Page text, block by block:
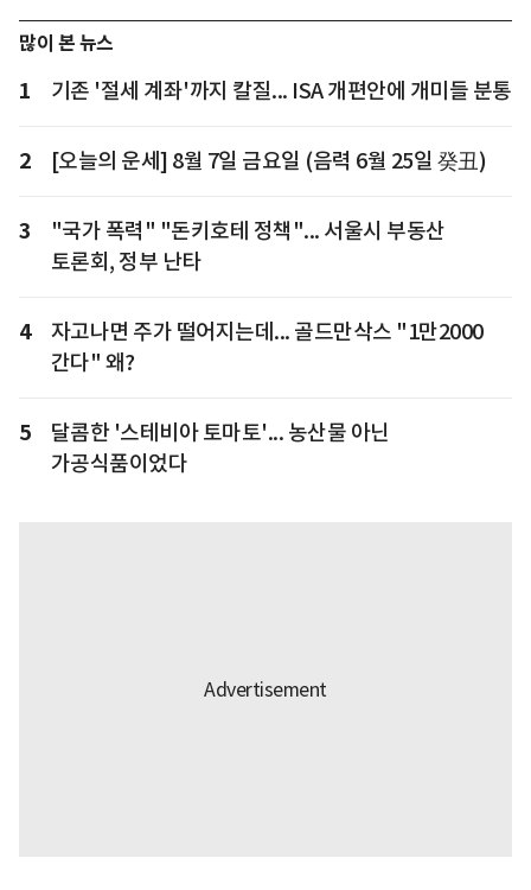
많이 본 뉴스
1 기존 '절세 계좌'까지 칼질... ISA 개편안에 개미들 분통
2 [오늘의 운세] 8월 7일 금요일 (음력 6월 25일 癸丑)
3
"국가 폭력" "돈키호테 정책"... 서울시 부동산
토론회, 정부 난타
4
자고나면 주가 떨어지는데... 골드만삭스 "1만2000
간다" 왜?
5
달콤한 '스테비아 토마토'... 농산물 아닌
가공식품이었다